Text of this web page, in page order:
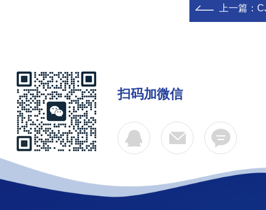
上一篇：
扫码加微信